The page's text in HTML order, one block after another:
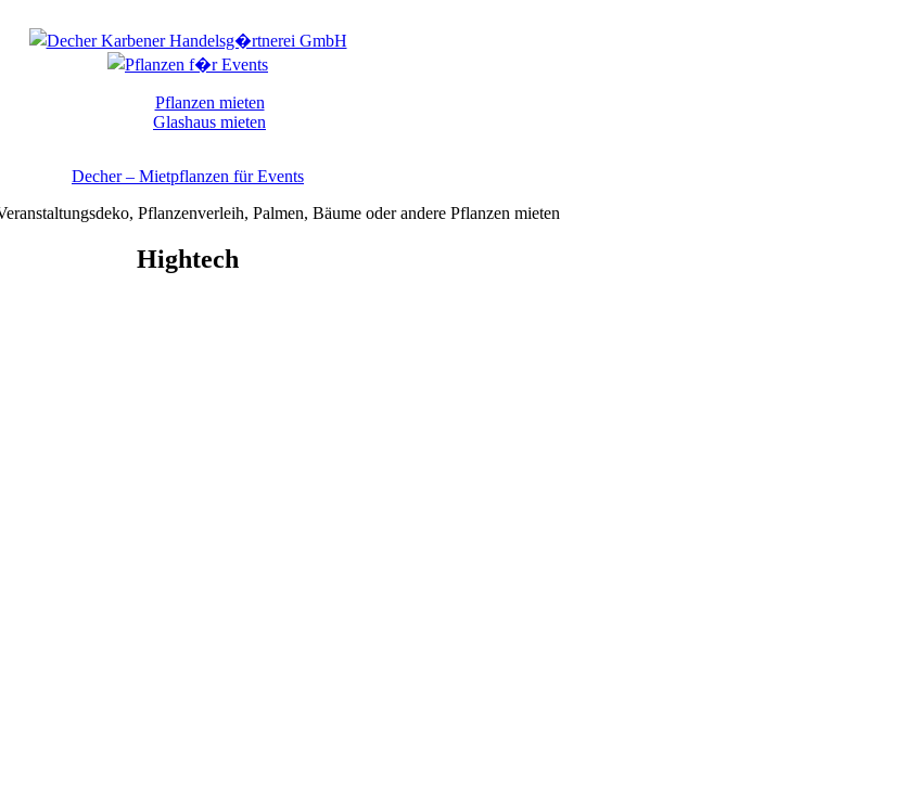
Pflanzen mieten
Glashaus mieten
Decher – Mietpflanzen für Events
Pflanzenverleih, Palmen, Bäume oder andere Pflanzen mieten
Hightech